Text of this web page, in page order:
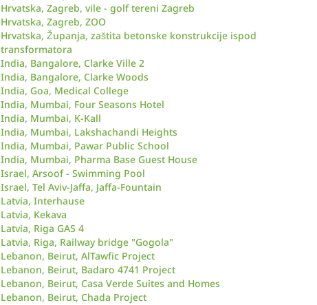
Hrvatska, Zagreb, vile - golf tereni Zagreb
Hrvatska, Zagreb, ZOO
Hrvatska, Županja, zaštita betonske konstrukcije ispod
transformatora
India, Bangalore, Clarke Ville 2
India, Bangalore, Clarke Woods
India, Goa, Medical College
India, Mumbai, Four Seasons Hotel
India, Mumbai, K-Kall
India, Mumbai, Lakshachandi Heights
India, Mumbai, Pawar Public School
India, Mumbai, Pharma Base Guest House
Israel, Arsoof - Swimming Pool
Israel, Tel Aviv-Jaffa, Jaffa-Fountain
Latvia, Interhause
Latvia, Kekava
Latvia, Riga GAS 4
Latvia, Riga, Railway bridge "Gogola"
Lebanon, Beirut, AlTawfic Project
Lebanon, Beirut, Badaro 4741 Project
Lebanon, Beirut, Casa Verde Suites and Homes
Lebanon, Beirut, Chada Project